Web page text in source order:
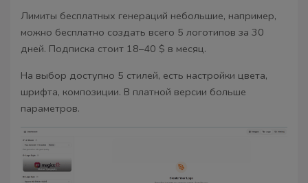
Лимиты бесплатных генераций небольшие, например,
можно бесплатно создать всего 5 логотипов за 30
дней. Подписка стоит 18–40 $ в месяц.
На выбор доступно 5 стилей, есть настройки цвета,
шрифта, композиции. В платной версии больше
параметров.